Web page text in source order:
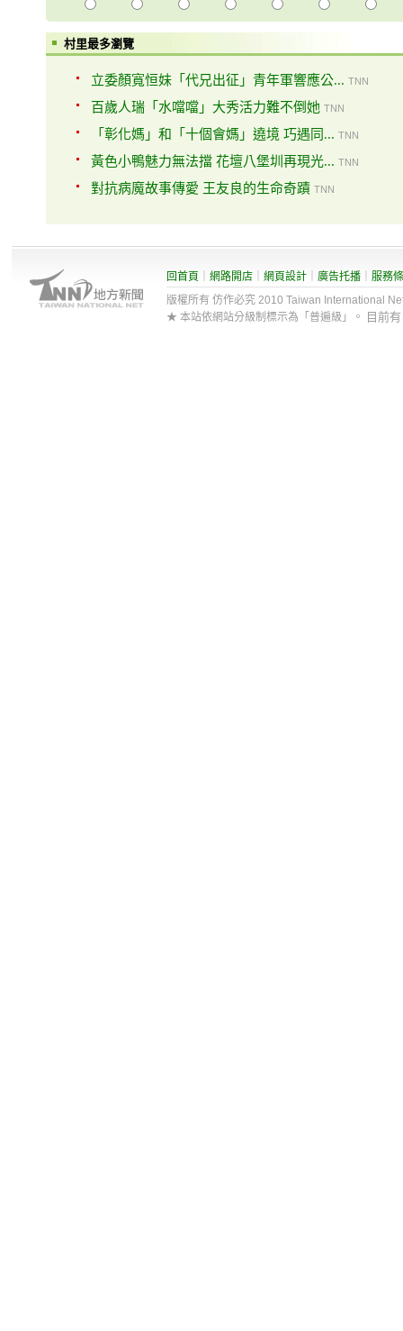
村里最多瀏覽
立委顏寬恒妹「代兄出征」青年軍響應公... TNN
百歲人瑞「水噹噹」大秀活力難不倒她 TNN
「彰化媽」和「十個會媽」遶境 巧遇同... TNN
黃色小鴨魅力無法擋 花壇八堡圳再現光... TNN
對抗病魔故事傳愛 王友良的生命奇蹟 TNN
回首頁 網路開店 網頁設計 廣告托播
服務
版權所有 仿作必究 2010 Taiwan International
★ 本站依網站分級制標示為「普遍級」。
目前